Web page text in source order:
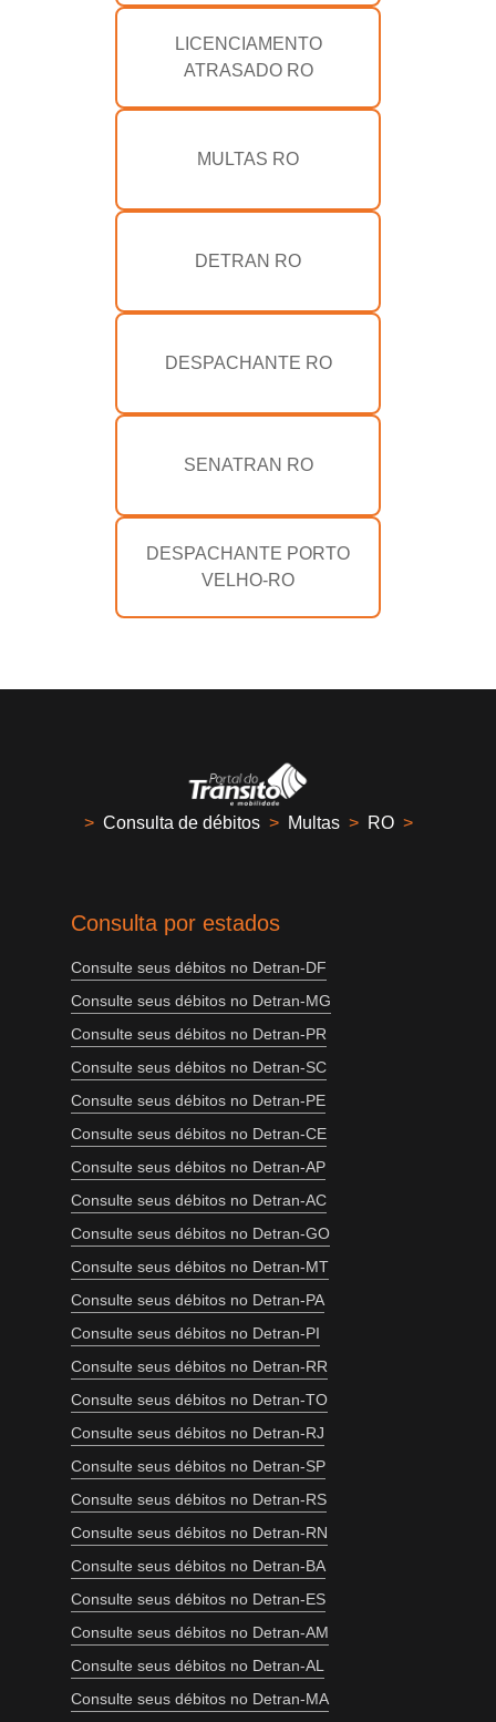
LICENCIAMENTO
ATRASADO RO
MULTAS RO
DETRAN RO
DESPACHANTE RO
SENATRAN RO
DESPACHANTE PORTO
VELHO-RO
> Consulta de débitos > Multas > RO >
Consulta por estados
Consulte seus débitos no Detran-DF
Consulte seus débitos no Detran-MG
Consulte seus débitos no Detran-PR
Consulte seus débitos no Detran-SC
Consulte seus débitos no Detran-PE
Consulte seus débitos no Detran-CE
Consulte seus débitos no Detran-AP
Consulte seus débitos no Detran-AC
Consulte seus débitos no Detran-GO
Consulte seus débitos no Detran-MT
Consulte seus débitos no Detran-PA
Consulte seus débitos no Detran-PI
Consulte seus débitos no Detran-RR
Consulte seus débitos no Detran-TO
Consulte seus débitos no Detran-RJ
Consulte seus débitos no Detran-SP
Consulte seus débitos no Detran-RS
Consulte seus débitos no Detran-RN
Consulte seus débitos no Detran-BA
Consulte seus débitos no Detran-ES
Consulte seus débitos no Detran-AM
Consulte seus débitos no Detran-AL
Consulte seus débitos no Detran-MA